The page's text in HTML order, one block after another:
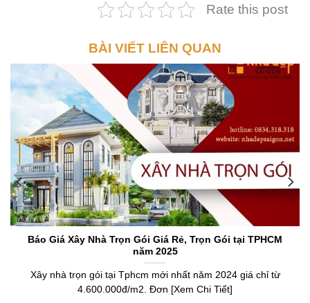
Rate this post
BÀI VIẾT LIÊN QUAN
Báo Giá Xây Nhà Trọn Gói Giá Rẻ, Trọn Gói tại TPHCM
năm 2025
Xây nhà trọn gói tại Tphcm mới nhất năm 2024 giá chỉ từ
4.600.000đ/m2. Đơn [Xem Chi Tiết]